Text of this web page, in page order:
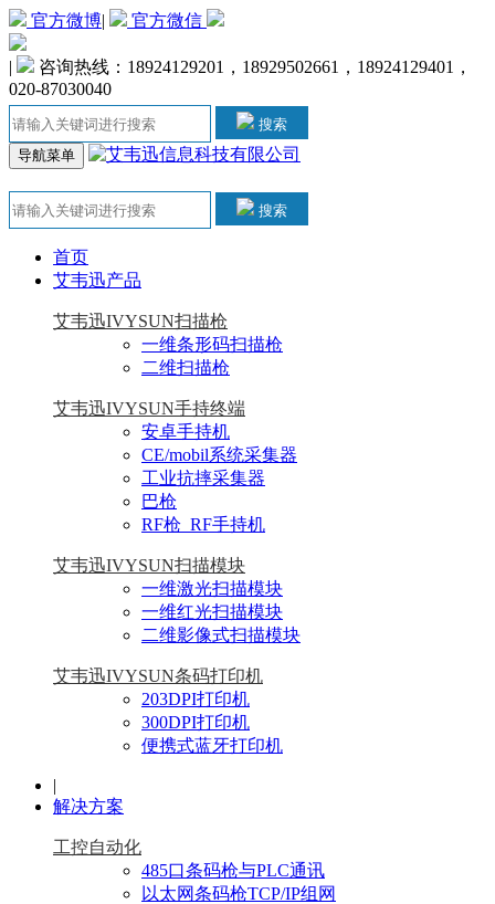
官方微博| 官方微信
|
咨询热线：18924129201，18929502661，18924129401，
020-87030040
搜索
导航菜单
搜索
首页
艾韦迅产品
艾韦迅IVYSUN扫描枪
一维条形码扫描枪
二维扫描枪
艾韦迅IVYSUN手持终端
安卓手持机
CE/mobil系统采集器
工业抗摔采集器
巴枪
RF枪_RF手持机
艾韦迅IVYSUN扫描模块
一维激光扫描模块
一维红光扫描模块
二维影像式扫描模块
艾韦迅IVYSUN条码打印机
203DPI打印机
300DPI打印机
便携式蓝牙打印机
|
解决方案
工控自动化
485口条码枪与PLC通讯
以太网条码枪TCP/IP组网